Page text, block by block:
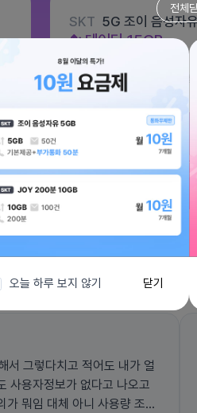
SKT 5G 조이 음성자
데이터15GB
통화 기본제공
월 6,600원
서 그렇다치고 적어도 내가 얼
사용자정보가 없다고 나오고
뭐임 대체 아니 사용량 조회
전체
오늘 하루 보지 않기 닫기